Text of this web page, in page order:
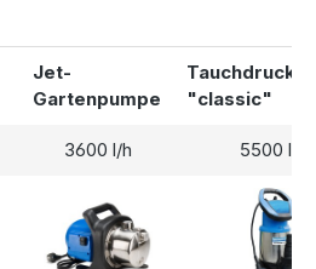
Jet-
Gartenpumpe
"classic"
3600 l/h 5500 l/h